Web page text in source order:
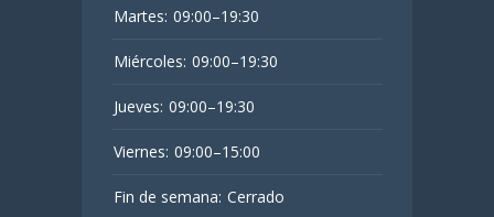
Martes: 09:00–19:30
Miércoles: 09:00–19:30
Jueves: 09:00–19:30
Viernes: 09:00–15:00
Fin de semana: Cerrado